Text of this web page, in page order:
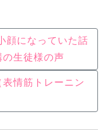
顔になっていた話
生徒様の声
情筋トレーニン